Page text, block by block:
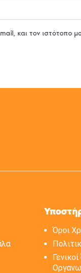
και τον ιστότοπο
Όροι